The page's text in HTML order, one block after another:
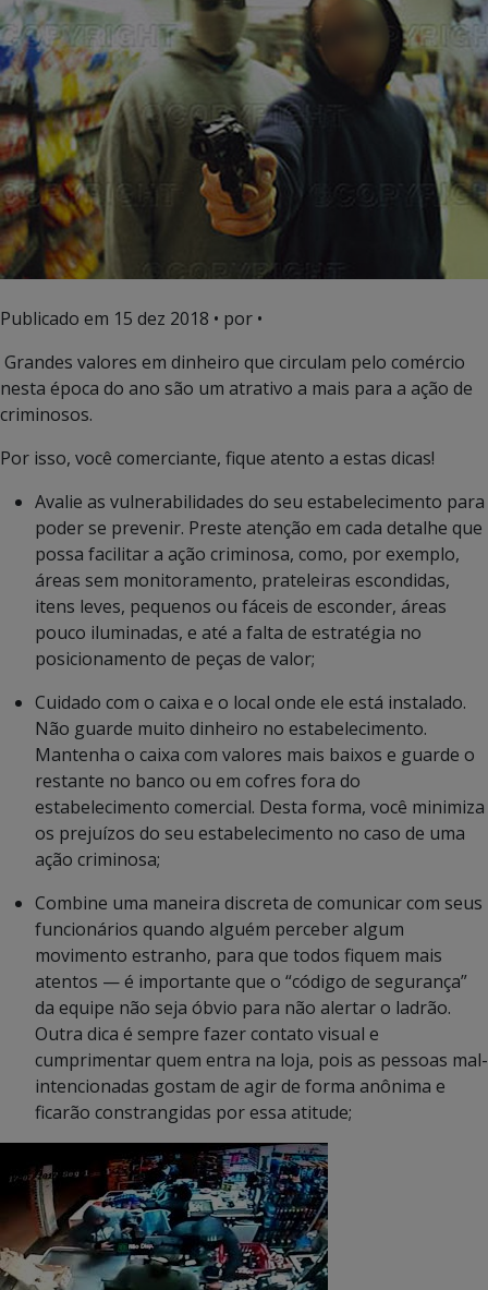
Publicado em 15 dez 2018 • por •
Grandes valores em dinheiro que circulam pelo comércio
nesta época do ano são um atrativo a mais para a ação de
criminosos.
Por isso, você comerciante, fique atento a estas dicas!
Avalie as vulnerabilidades do seu estabelecimento para
poder se prevenir. Preste atenção em cada detalhe que
possa facilitar a ação criminosa, como, por exemplo,
áreas sem monitoramento, prateleiras escondidas,
itens leves, pequenos ou fáceis de esconder, áreas
pouco iluminadas, e até a falta de estratégia no
posicionamento de peças de valor;
Cuidado com o caixa e o local onde ele está instalado.
Não guarde muito dinheiro no estabelecimento.
Mantenha o caixa com valores mais baixos e guarde o
restante no banco ou em cofres fora do
estabelecimento comercial. Desta forma, você minimiza
os prejuízos do seu estabelecimento no caso de uma
ação criminosa;
Combine uma maneira discreta de comunicar com seus
funcionários quando alguém perceber algum
movimento estranho, para que todos fiquem mais
atentos — é importante que o “código de segurança”
da equipe não seja óbvio para não alertar o ladrão.
Outra dica é sempre fazer contato visual e
cumprimentar quem entra na loja, pois as pessoas mal-
intencionadas gostam de agir de forma anônima e
ficarão constrangidas por essa atitude;